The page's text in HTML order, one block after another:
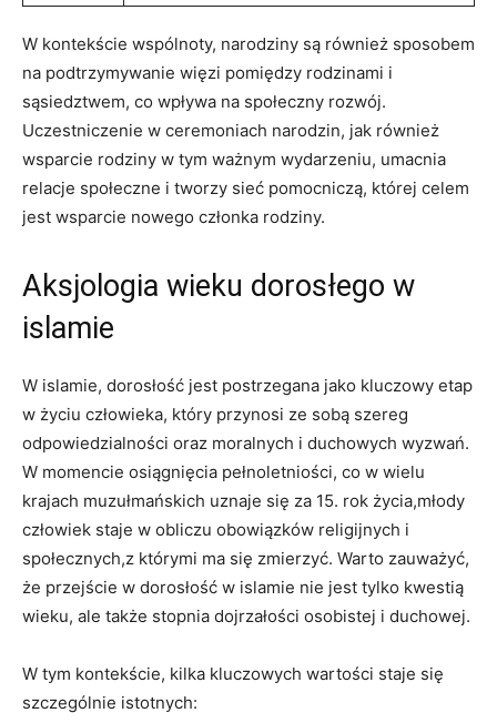
W kontekście wspólnoty, narodziny są również sposobem
na podtrzymywanie więzi pomiędzy rodzinami i
sąsiedztwem, co wpływa na społeczny rozwój.
Uczestniczenie w ceremoniach narodzin, jak również
wsparcie rodziny w tym ważnym wydarzeniu, umacnia
relacje społeczne i tworzy sieć pomocniczą, której celem
jest wsparcie nowego członka rodziny.
Aksjologia wieku dorosłego w
islamie
W islamie, dorosłość jest postrzegana jako kluczowy etap
w życiu człowieka, który przynosi ze sobą szereg
odpowiedzialności oraz moralnych i duchowych wyzwań.
W momencie osiągnięcia pełnoletniości, co w wielu
krajach muzułmańskich uznaje się za 15. rok życia,młody
człowiek staje w obliczu obowiązków religijnych i
społecznych,z którymi ma się zmierzyć. Warto zauważyć,
że przejście w dorosłość w islamie nie jest tylko kwestią
wieku, ale także stopnia dojrzałości osobistej i duchowej.
W tym kontekście, kilka kluczowych wartości staje się
szczególnie istotnych: